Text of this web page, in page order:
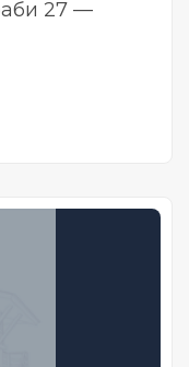
27 —